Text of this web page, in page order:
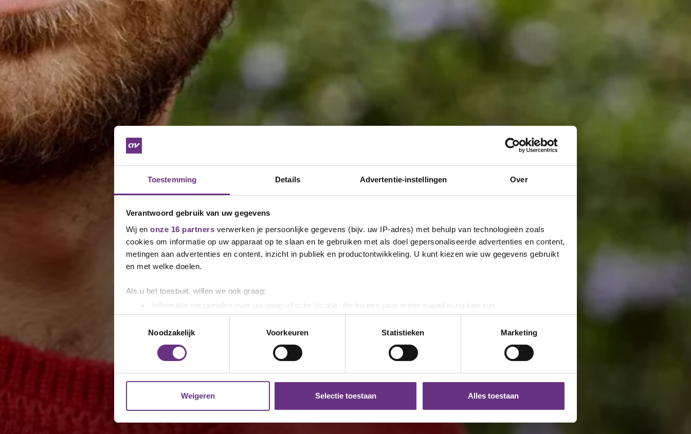
Toestemming Details Advertentie-instellingen Over
Verantwoord gebruik van uw gegevens
Wij en onze 16 partners verwerken je persoonlijke gegevens (bijv. uw IP-adres) met behulp van technologieën zoals
cookies om informatie op uw apparaat op te slaan en te gebruiken met als doel gepersonaliseerde advertenties en content,
metingen aan advertenties en content, inzicht in publiek en productontwikkeling. U kunt kiezen wie uw gegevens gebruikt
en met welke doelen.
Als u het toestaat, willen we ook graag:
Informatie verzamelen over uw geografische locatie, die tot een paar meter nauwkeurig kan zijn
Uw apparaat identificeren door het actief te scannen op specifieke eigenschappen (fingerprinting)
Lees meer over hoe uw persoonlijke gegevens worden verwerkt en stel uw voorkeuren in het
detailgedeeltein. U kunt uw
toestemming op elk moment wijzigen of intrekken in de Cookieverklaring.
websiteverkeer te analyseren. Ook delen we informatie over uw gebruik van onze site met onze partners voor social
media, adverteren en analyse. Deze partners kunnen deze gegevens combineren met andere informatie die u aan ze heeft
Noodzakelijk
Voorkeuren Statistieken Marketing
Weigeren Selectie toestaan Alles toestaan